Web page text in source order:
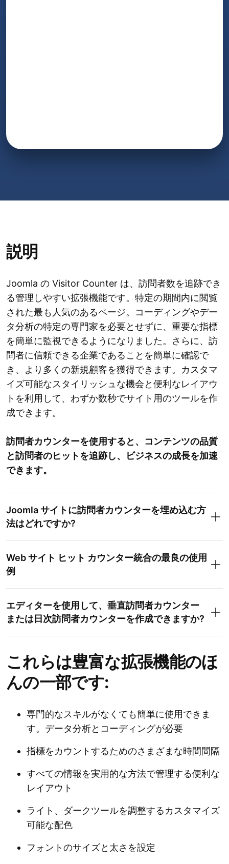
説明
Joomla の Visitor Counter は、訪問者数を追跡でき
る管理しやすい拡張機能です。特定の期間内に閲覧
された最も人気のあるページ。コーディングやデー
タ分析の特定の専門家を必要とせずに、重要な指標
を簡単に監視できるようになりました。さらに、訪
問者に信頼できる企業であることを簡単に確認で
き、より多くの新規顧客を獲得できます。カスタマ
イズ可能なスタイリッシュな機会と便利なレイアウ
トを利用して、わずか数秒でサイト用のツールを作
成できます。
訪問者カウンターを使用すると、コンテンツの品質
と訪問者のヒットを追跡し、ビジネスの成長を加速
できます。
Joomla サイトに訪問者カウンターを埋め込む方
法はどれですか?
Web サイト ヒット カウンター統合の最良の使用
例
エディターを使用して、垂直訪問者カウンター
または日次訪問者カウンターを作成できますか?
これらは豊富な拡張機能のほ
んの一部です:
専門的なスキルがなくても簡単に使用できま
す。データ分析とコーディングが必要
指標をカウントするためのさまざまな時間間隔
すべての情報を実用的な方法で管理する便利な
レイアウト
ライト、ダークツールを調整するカスタマイズ
可能な配色
フォントのサイズと太さを設定